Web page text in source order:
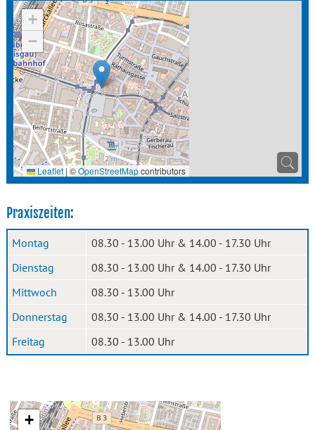
+
−
Leaflet | ©OpenStreetMapcontributors
Praxiszeiten:
Montag
08.30 - 13.00 Uhr & 14.00 - 17.30 Uhr
Dienstag
08.30 - 13.00 Uhr & 14.00 - 17.30 Uhr
Mittwoch
08.30 - 13.00 Uhr
Donnerstag
08.30 - 13.00 Uhr & 14.00 - 17.30 Uhr
Freitag
08.30 - 13.00 Uhr
+